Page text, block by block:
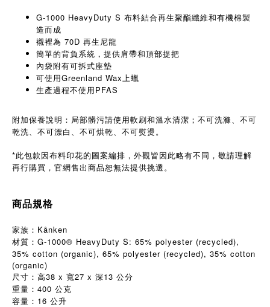
G-1000 HeavyDuty S 布料結合再生聚酯纖維和有機棉製
造而成
襯裡為 70D 再生尼龍
簡單的背負系統，提供肩帶和頂部提把
內袋附有可拆式座墊
可使用Greenland Wax上蠟
生產過程不使用PFAS
附加保養說明：局部髒污請使用軟刷和溫水清潔；不可洗滌、不可
乾洗、不可漂白、不可烘乾、不可熨燙。
*此包款因布料印花的圖案編排，外觀皆因此略有不同，敬請理解
再行購買，官網售出商品恕無法提供挑選。
商品規格
家族：Kånken
材質：G-1000® HeavyDuty S: 65% polyester (recycled),
35% cotton (organic), 65% polyester (recycled), 35% cotton
(organic)
尺寸：高38 x 寬27 x 深13 公分
重量：400 公克
容量： 16 公升